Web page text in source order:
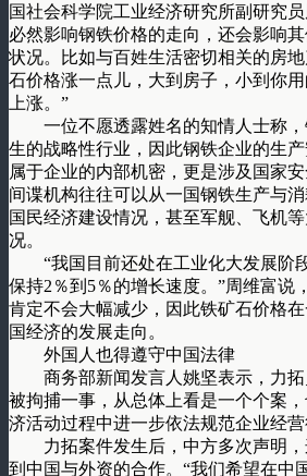
国社会科学院工业经济研究所副研究
必然影响钢铁价格的走向，还会影响
状况。比如与百姓生活密切相关的房
石价格涨一点儿，大到房子，小到你
上涨。”
一位不愿透露姓名的知情人士称，
生的战略性行业，因此钢铁企业的生
属于企业的内部机密，更是涉及国家
间谍机构往往可以从一国钢铁生产与
国民经济建设情况，甚至军舰、飞机
况。
“我国目前还处在工业化大发展阶
保持2％到5％的增长速度。”周维富说
肯定不会大幅减少，因此铁矿石价格
国经济的发展走向。
外国人也得遵守中国法律
商务部新闻发言人姚坚表示，力拓
被拘捕一事，从总体上看是一个个案
济活动过程中进一步依法规范企业经营
力拓案件发生后，中方多次声明，
到中国与外资的合作。“我们希望在中